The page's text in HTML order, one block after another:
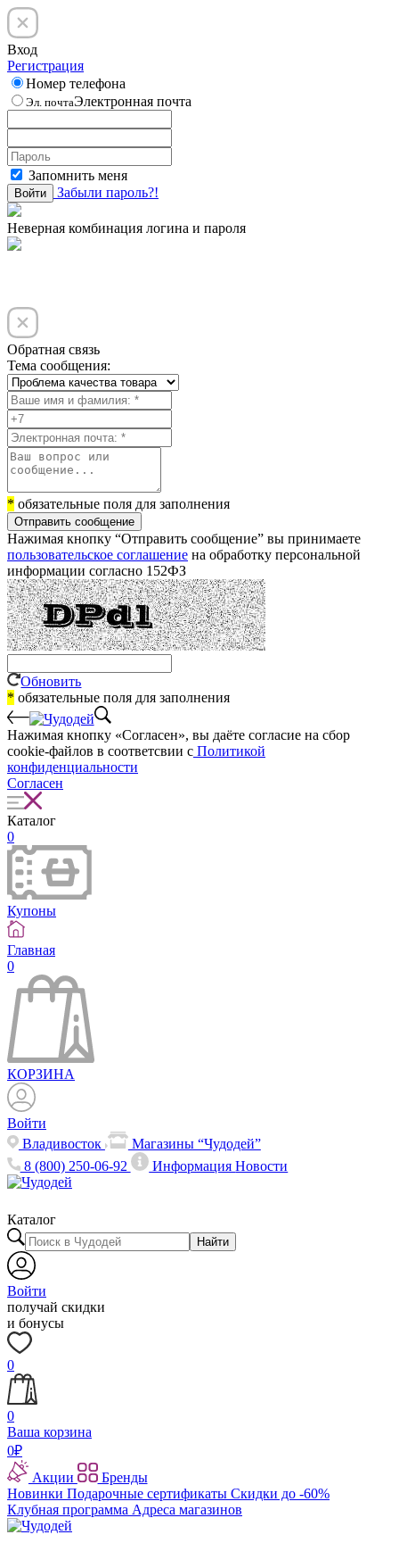
Вход
Регистрация
Номер телефона
Эл. почтаЭлектронная почта
Запомнить меня
Войти Забыли пароль?!
Неверная комбинация логина и пароля
Обратная связь
Тема сообщения:
* обязательные поля для заполнения
Отправить сообщение
Нажимая кнопку “Отправить сообщение” вы принимаете
пользовательское соглашение на обработку персональной
информации согласно 152ФЗ
Обновить
* обязательные поля для заполнения
Нажимая кнопку «Согласен», вы даёте cогласие на сбор
cookie-файлов в соответсвии с Политикой
конфиденциальности
Согласен
Каталог
0
Купоны
Главная
0
КОРЗИНА
Войти
Владивосток
Магазины “Чудодей”
8 (800) 250-06-92
ИнформацияНовости
Каталог
Найти
Войти
получай скидки
и бонусы
0
0
Ваша корзина
0₽
Акции
Бренды
Новинки Подарочные сертификаты Скидки до -60%
Клубная программа Адреса магазинов